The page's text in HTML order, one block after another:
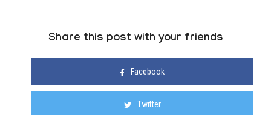
Share this post with your friends
Facebook
Twitter